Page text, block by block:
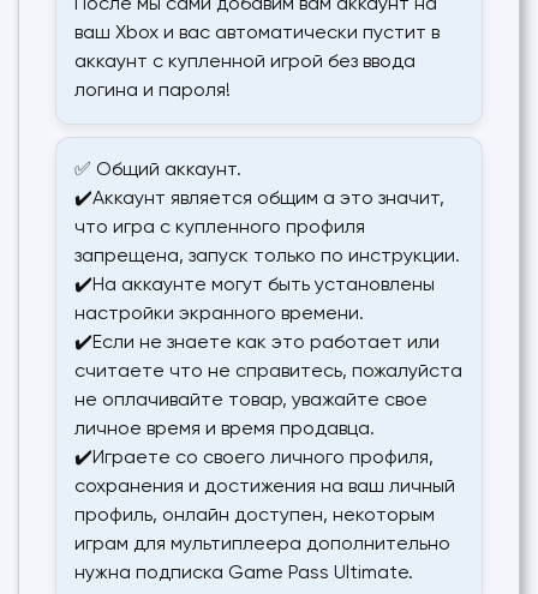
После мы сами добавим вам аккаунт на
ваш Xbox и вас автоматически пустит в
аккаунт с купленной игрой без ввода
логина и пароля!
✅ Общий аккаунт.
✔️Аккаунт является общим а это значит,
что игра с купленного профиля
запрещена, запуск только по инструкции.
✔️На аккаунте могут быть установлены
настройки экранного времени.
✔️Если не знаете как это работает или
считаете что не справитесь, пожалуйста
не оплачивайте товар, уважайте свое
личное время и время продавца.
✔️Играете со своего личного профиля,
сохранения и достижения на ваш личный
профиль, онлайн доступен, некоторым
играм для мультиплеера дополнительно
нужна подписка Game Pass Ultimate.